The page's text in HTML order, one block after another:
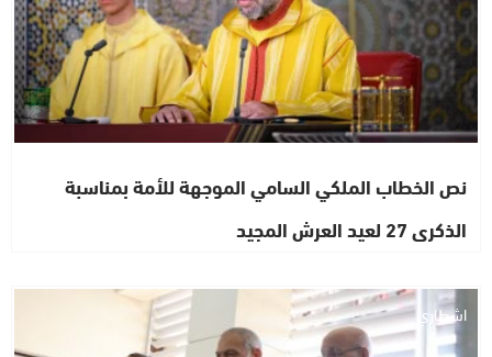
نص الخطاب الملكي السامي الموجهة للأمة بمناسبة
الذكرى 27 لعيد العرش المجيد
اشطاري